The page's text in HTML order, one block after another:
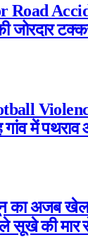
गांव में
का अजब खेल:
सूखे की मार